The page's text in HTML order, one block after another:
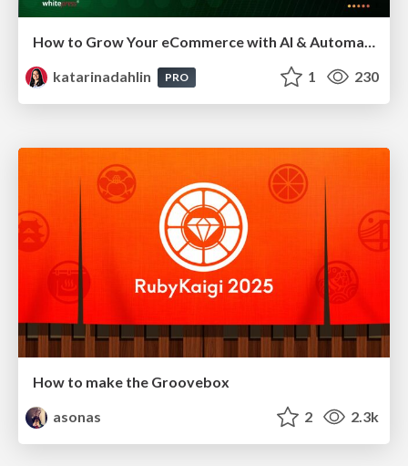
How to Grow Your eCommerce with AI & Automation
katarinadahlin
PRO 1 230
How to make the Groovebox
asonas
2 2.3k